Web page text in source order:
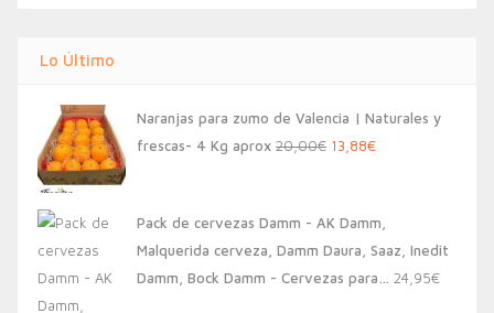
Lo Último
Naranjas para zumo de Valencia | Naturales y
frescas- 4 Kg aprox 20,00€ El
era:
20,00€.
13,88€El
es:
13,88€.
Pack de cervezas Damm - AK Damm,
Malquerida cerveza, Damm Daura, Saaz, Inedit
Damm, Bock Damm - Cervezas para… 24,95€